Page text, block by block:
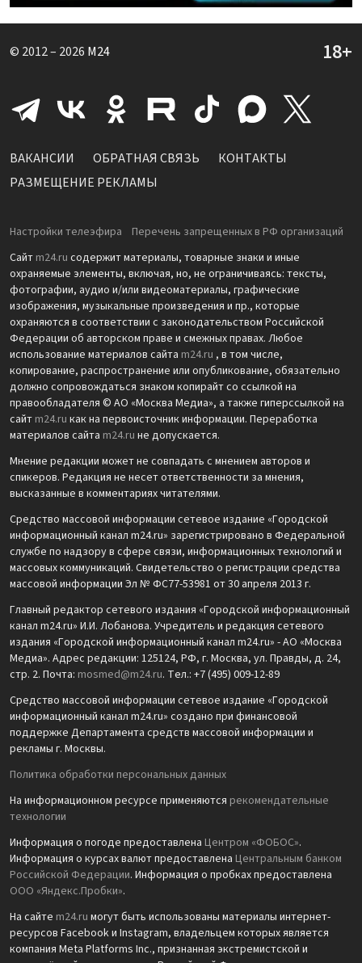
© 2012 – 2026 M24
ВАКАНСИИ ОБРАТНАЯ СВЯЗЬ
КОНТАКТЫ
РАЗМЕЩЕНИЕ РЕКЛАМЫ
Настройки телеэфира
Перечень запрещенных в РФ организаций
Сайт m24.ru содержит материалы, товарные знаки и иные
охраняемые элементы, включая, но, не ограничиваясь: тексты,
фотографии, аудио и/или видеоматериалы, графические
изображения, музыкальные произведения и пр., которые
охраняются в соответствии с законодательством Российской
Федерации об авторском праве и смежных правах. Любое
использование материалов сайта m24.ru , в том числе,
копирование, распространение или опубликование, обязательно
должно сопровождаться знаком копирайт со ссылкой на
правообладателя © АО «Москва Медиа», а также гиперссылкой на
сайт m24.ru как на первоисточник информации. Переработка
материалов сайта m24.ru не допускается.
Мнение редакции может не совпадать с мнением авторов и
спикеров. Редакция не несет ответственности за мнения,
высказанные в комментариях читателями.
Средство массовой информации сетевое издание «Городской
информационный канал m24.ru» зарегистрировано в Федеральной
службе по надзору в сфере связи, информационных технологий и
массовых коммуникаций. Свидетельство о регистрации средства
массовой информации Эл № ФС77-53981 от 30 апреля 2013 г.
Главный редактор сетевого издания «Городской информационный
канал m24.ru» И.И. Лобанова. Учредитель и редакция сетевого
издания «Городской информационный канал m24.ru» - АО «Москва
Медиа». Адрес редакции: 125124, РФ, г. Москва, ул. Правды, д. 24,
стр. 2. Почта: mosmed@m24.ru. Тел.: +7 (495) 009-12-89
Средство массовой информации сетевое издание «Городской
информационный канал m24.ru» создано при финансовой
поддержке Департамента средств массовой информации и
рекламы г. Москвы.
Политика обработки персональных данных
На информационном ресурсе применяются рекомендательные
технологии
Информация о погоде предоставлена Центром «ФОБОС».
Информация о курсах валют предоставлена Центральным банком
Российской Федерации. Информация о пробках предоставлена
ООО «Яндекс.Пробки».
На сайте m24.ru могут быть использованы материалы интернет-
ресурсов Facebook и Instagram, владельцем которых является
компания Meta Platforms Inc., признанная экстремистской и